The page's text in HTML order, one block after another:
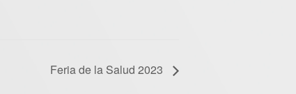
Feria de la Salud 2023